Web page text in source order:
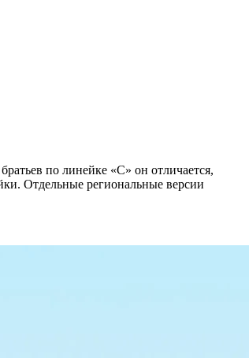
по линейке «C» он отличается,
Отдельные региональные версии